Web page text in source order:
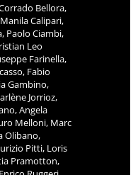
Bellora,
Calipari,
Paolo Ciambi,
Leo
Farinella,
Fabio
Gambino,
Jorrioz,
Angela
Melloni, Marc
Olibano,
Pitti, Loris
Pramotton,